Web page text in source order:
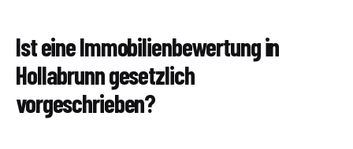
Ist eine Immobilienbewertung in
Hollabrunn gesetzlich
vorgeschrieben?